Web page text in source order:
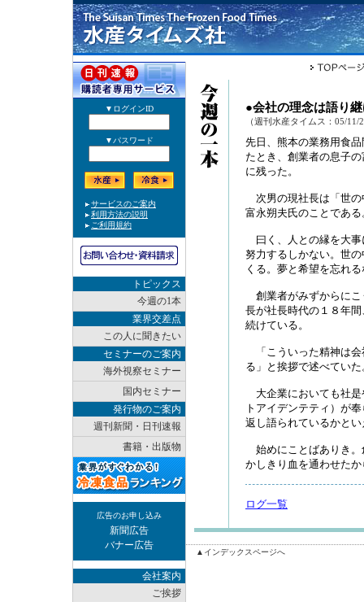
トピックス
今週の1本
業界交差点
この人に聞きたい
セミナーのご案内
海外視察セミナー
国内セミナー
発行物のご案内
週刊新聞・日刊速報
書籍・出版物
広告のお申し込み
新聞広告
バナー広告
会社案内
ご挨拶
●会社の理念は
（週刊水産タイムス：05/11/
先日、熊本の業務用食
たとき、創業者の息子
に残った。
次男の現社長は「世の
富永朔夫氏のことであ
曰く、人との縁を大事
努力するしかない。世
くる。夢と希望を忘れ
創業者がみずからにこ
長が社長時代の１８年
続けている。
「こういった精神は会
る」と挨拶で述べていた
大企業においても社是
トアイデンテティ）が
返し語られているかと
始めにことばありき。
かしきり血を通わせた
ログ一覧
▲インデックスページへ